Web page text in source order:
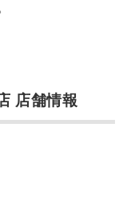
店舗情報